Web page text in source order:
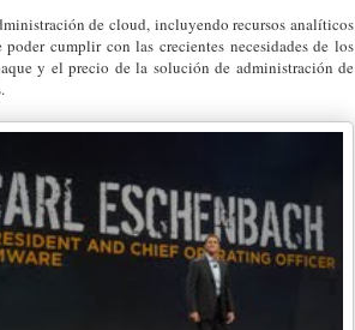
de cloud, incluyendo recursos analíticos
cumplir con las crecientes necesidades de los
y el precio de la solución de administración de